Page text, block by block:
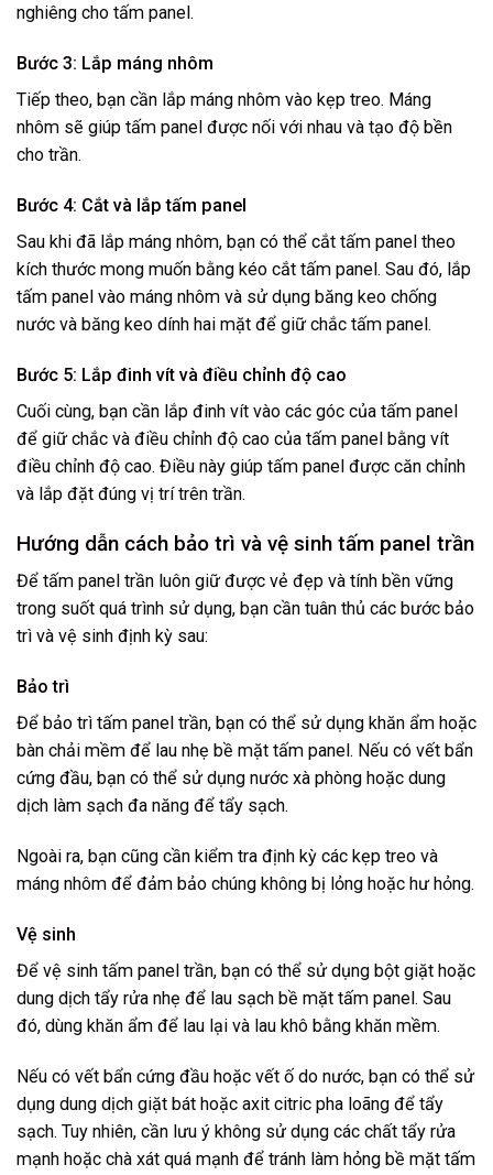
nghiêng cho tấm panel.
Bước 3: Lắp máng nhôm
Tiếp theo, bạn cần lắp máng nhôm vào kẹp treo. Máng
nhôm sẽ giúp tấm panel được nối với nhau và tạo độ bền
cho trần.
Bước 4: Cắt và lắp tấm panel
Sau khi đã lắp máng nhôm, bạn có thể cắt tấm panel theo
kích thước mong muốn bằng kéo cắt tấm panel. Sau đó, lắp
tấm panel vào máng nhôm và sử dụng băng keo chống
nước và băng keo dính hai mặt để giữ chắc tấm panel.
Bước 5: Lắp đinh vít và điều chỉnh độ cao
Cuối cùng, bạn cần lắp đinh vít vào các góc của tấm panel
để giữ chắc và điều chỉnh độ cao của tấm panel bằng vít
điều chỉnh độ cao. Điều này giúp tấm panel được căn chỉnh
và lắp đặt đúng vị trí trên trần.
Hướng dẫn cách bảo trì và vệ sinh tấm panel trần
Để tấm panel trần luôn giữ được vẻ đẹp và tính bền vững
trong suốt quá trình sử dụng, bạn cần tuân thủ các bước bảo
trì và vệ sinh định kỳ sau:
Bảo trì
Để bảo trì tấm panel trần, bạn có thể sử dụng khăn ẩm hoặc
bàn chải mềm để lau nhẹ bề mặt tấm panel. Nếu có vết bẩn
cứng đầu, bạn có thể sử dụng nước xà phòng hoặc dung
dịch làm sạch đa năng để tẩy sạch.
Ngoài ra, bạn cũng cần kiểm tra định kỳ các kẹp treo và
máng nhôm để đảm bảo chúng không bị lỏng hoặc hư hỏng.
Vệ sinh
Để vệ sinh tấm panel trần, bạn có thể sử dụng bột giặt hoặc
dung dịch tẩy rửa nhẹ để lau sạch bề mặt tấm panel. Sau
đó, dùng khăn ẩm để lau lại và lau khô bằng khăn mềm.
Nếu có vết bẩn cứng đầu hoặc vết ố do nước, bạn có thể sử
dụng dung dịch giặt bát hoặc axit citric pha loãng để tẩy
sạch. Tuy nhiên, cần lưu ý không sử dụng các chất tẩy rửa
mạnh hoặc chà xát quá mạnh để tránh làm hỏng bề mặt tấm